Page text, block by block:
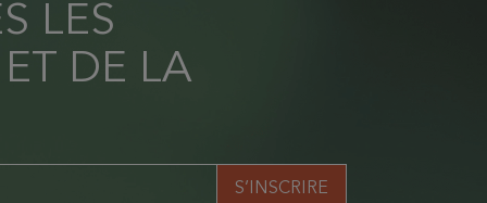
LES
DE LA